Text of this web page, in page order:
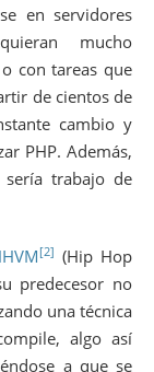
en servidores
mucho
con tareas que
de cientos de
cambio y
PHP. Además,
sería trabajo de
[2] (Hip Hop
predecesor no
una técnica
algo así
a que se